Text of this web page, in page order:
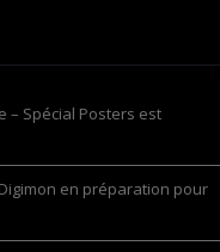
– Spécial Posters est
en préparation pour